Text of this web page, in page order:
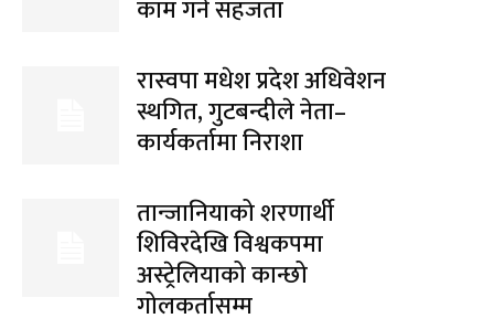
काम गर्ने सहजता
रास्वपा मधेश प्रदेश अधिवेशन
स्थगित, गुटबन्दीले नेता–
कार्यकर्तामा निराशा
तान्जानियाको शरणार्थी
शिविरदेखि विश्वकपमा
अस्ट्रेलियाको कान्छो
गोलकर्तासम्म